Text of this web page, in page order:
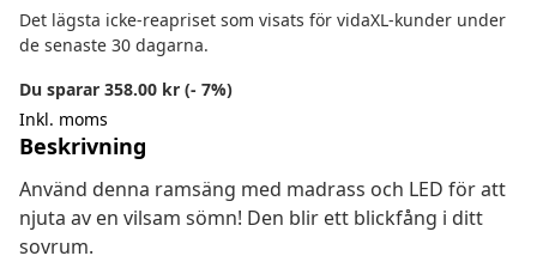
Det lägsta icke-reapriset som visats för vidaXL-kunder under
de senaste 30 dagarna.
Du sparar 358.00 kr (- 7%)
Inkl. moms
Beskrivning
Använd denna ramsäng med madrass och LED för att
njuta av en vilsam sömn! Den blir ett blickfång i ditt
sovrum.